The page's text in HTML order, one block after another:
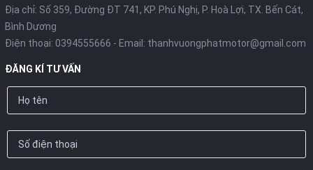
Địa chỉ: Số 359, Đường ĐT 741, KP. Phú Nghị, P. Hoà Lợi, TX. Bến Cát,
Bình Dương
Điện thoại: 0394555666 - Email: thanhvuongphatmotor@gmail.com
ĐĂNG KÍ TƯ VẤN